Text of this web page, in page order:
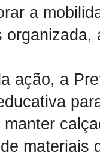
a
ação, a
materiais